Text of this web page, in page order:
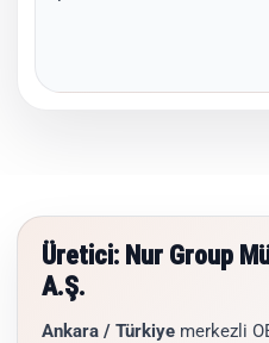
Üretici: Nur Group
A.Ş.
Ankara / Türkiye merkezli